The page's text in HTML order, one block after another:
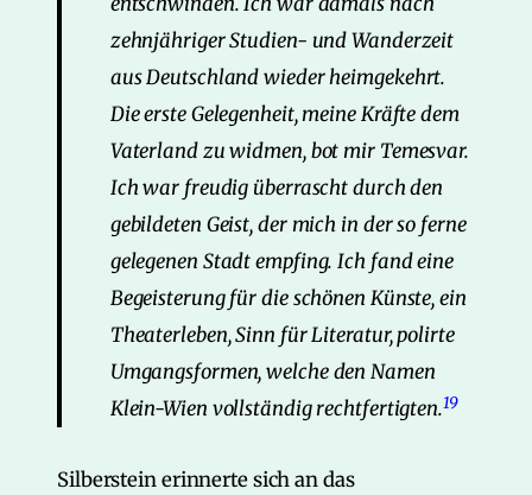
zehnjähriger Studien- und Wanderzeit
aus Deutschland wieder heimgekehrt.
Die erste Gelegenheit, meine Kräfte dem
Vaterland zu widmen, bot mir Temesvar.
Ich war freudig überrascht durch den
gebildeten Geist, der mich in der so ferne
gelegenen Stadt empfing. Ich fand eine
Begeisterung für die schönen Künste, ein
Theaterleben, Sinn für Literatur, polirte
Umgangsformen, welche den Namen
Klein-Wien vollständig rechtfertigten.19
Silberstein erinnerte sich an das